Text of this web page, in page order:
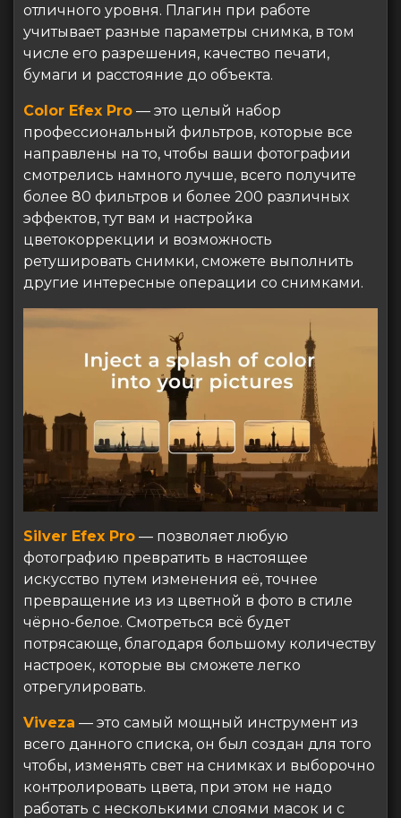
отличного уровня. Плагин при работе
учитывает разные параметры снимка, в том
числе его разрешения, качество печати,
бумаги и расстояние до объекта.
Color Efex Pro — это целый набор
профессиональный фильтров, которые все
направлены на то, чтобы ваши фотографии
смотрелись намного лучше, всего получите
более 80 фильтров и более 200 различных
эффектов, тут вам и настройка
цветокоррекции и возможность
ретушировать снимки, сможете выполнить
другие интересные операции со снимками.
Silver Efex Pro — позволяет любую
фотографию превратить в настоящее
искусство путем изменения её, точнее
превращение из из цветной в фото в стиле
чёрно-белое. Смотреться всё будет
потрясающе, благодаря большому количеству
настроек, которые вы сможете легко
отрегулировать.
Viveza — это самый мощный инструмент из
всего данного списка, он был создан для того
чтобы, изменять свет на снимках и выборочно
контролировать цвета, при этом не надо
работать с несколькими слоями масок и с